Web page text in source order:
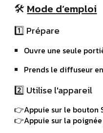
🛠 Mode d’emploi
1️⃣ Prépare
Ouvre une seule
Prends le diffuseur
2️⃣ Utilise l'appareil
👉Appuie sur le bouton
👉Appuie sur la